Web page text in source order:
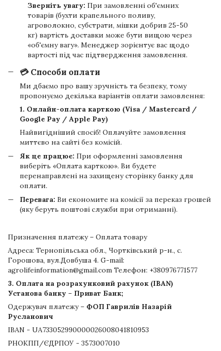
Зверніть увагу: При замовленні об'ємних
товарів (бухти крапельного поливу,
агроволокно, субстрати, мішки добрив 25-50
кг) вартість доставки може бути вищою через
«об'ємну вагу». Менеджер зорієнтує вас щодо
вартості під час підтвердження замовлення.
💳 Способи оплати
Ми дбаємо про вашу зручність та безпеку, тому
пропонуємо декілька варіантів оплати замовлення:
1. Онлайн-оплата карткою (Visa / Mastercard /
Google Pay / Apple Pay)
Найвигідніший спосіб! Оплачуйте замовлення
миттєво на сайті без комісій.
Як це працює: При оформленні замовлення
виберіть «Оплата карткою». Ви будете
перенаправлені на захищену сторінку банку для
оплати.
Перевага: Ви економите на комісії за переказ грошей
(яку беруть поштові служби при отриманні).
Призначення платежу – Оплата товару
Адреса: Тернопільська обл., Чортківський р-н., с.
Горошова, вул.Довбуша 4. G-mail:
agrolifeinformation@gmail.com Телефон: +380976771577
3. Оплата на розрахунковий рахунок (IBAN)
Установа банку – Приват Банк;
Одержувач платежу – ФОП Гаврилів Назарій
Русланович
IBAN - UA733052990000026008041810953
РНОКПП/ЄДРПОУ - 3573007010